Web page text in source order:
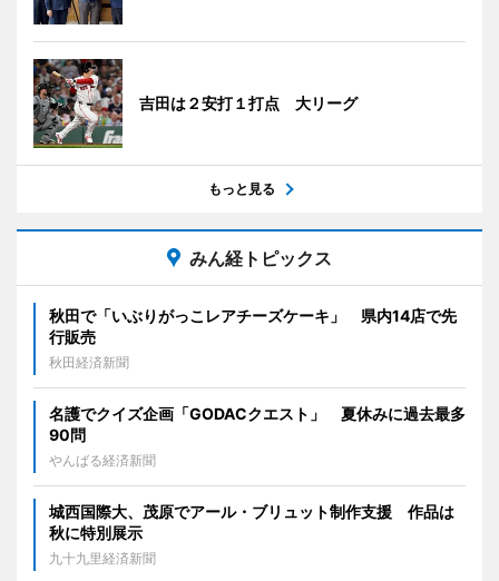
吉田は２安打１打点 大リーグ
もっと見る
みん経トピックス
秋田で「いぶりがっこレアチーズケーキ」 県内14店で先
行販売
秋田経済新聞
名護でクイズ企画「GODACクエスト」 夏休みに過去最多
90問
やんばる経済新聞
城西国際大、茂原でアール・ブリュット制作支援 作品は
秋に特別展示
九十九里経済新聞